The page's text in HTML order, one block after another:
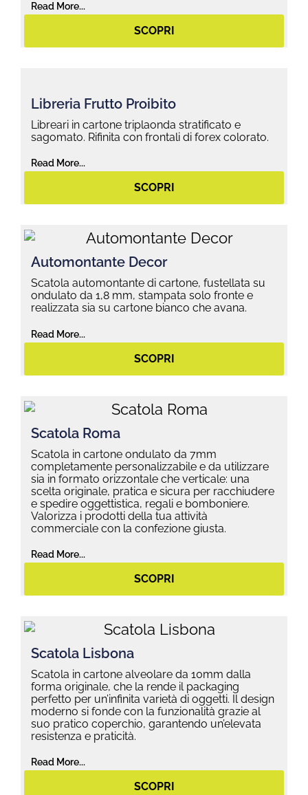
Read More...
SCOPRI
Libreria Frutto Proibito
Libreari in cartone triplaonda stratificato e
sagomato. Rifinita con frontali di forex colorato.
Read More...
SCOPRI
Automontante Decor
Scatola automontante di cartone, fustellata su
ondulato da 1,8 mm, stampata solo fronte e
realizzata sia su cartone bianco che avana.
Read More...
SCOPRI
Scatola Roma
Scatola in cartone ondulato da 7mm
completamente personalizzabile e da utilizzare
sia in formato orizzontale che verticale: una
scelta originale, pratica e sicura per racchiudere
e spedire oggettistica, regali e bomboniere.
Valorizza i prodotti della tua attività
commerciale con la confezione giusta.
Read More...
SCOPRI
Scatola Lisbona
Scatola in cartone alveolare da 10mm dalla
forma originale, che la rende il packaging
perfetto per un’infinita varietà di oggetti. Il design
moderno si fonde con la funzionalità grazie al
suo pratico coperchio, garantendo un’elevata
resistenza e praticità.
Read More...
SCOPRI